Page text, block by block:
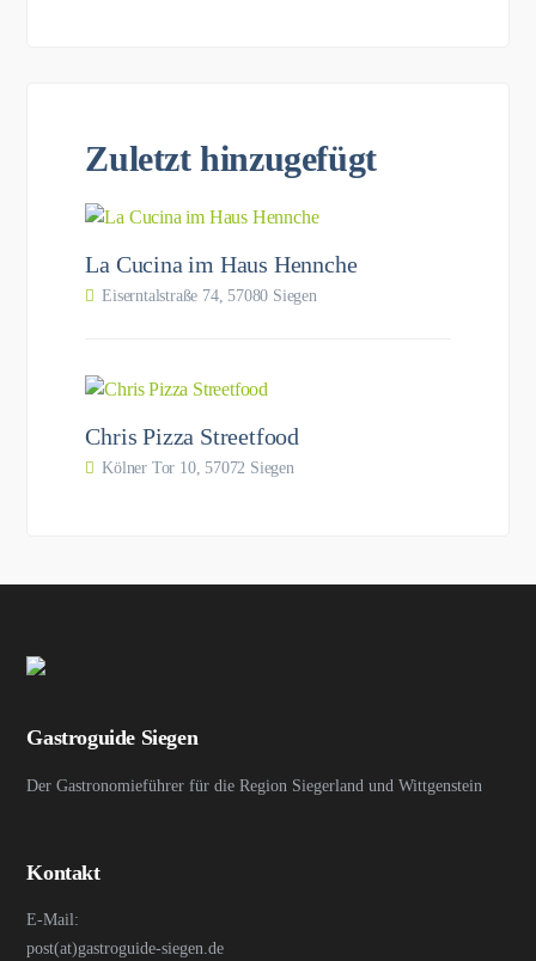
Zuletzt hinzugefügt
La Cucina im Haus Hennche
Eiserntalstraße 74, 57080 Siegen
Chris Pizza Streetfood
Kölner Tor 10, 57072 Siegen
Gastroguide Siegen
Der Gastronomieführer für die Region Siegerland und Wittgenstein
Kontakt
E-Mail:
post(at)gastroguide-siegen.de